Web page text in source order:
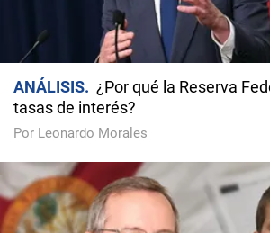
ANÁLISIS
¿Por qué la Reserva
tasas de interés?
Por Leonardo Morales